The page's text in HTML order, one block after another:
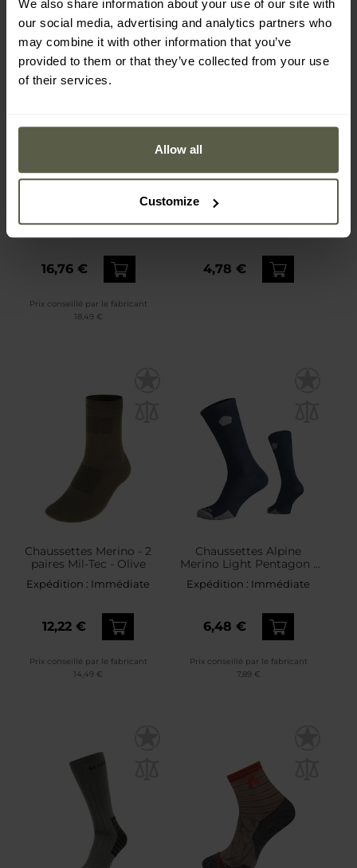
We also share information about your use of our site with
our social media, advertising and analytics partners who
may combine it with other information that you’ve
provided to them or that they’ve collected from your use
of their services.
Allow all
Customize
Chaussettes 3-Season Pro
Lowa - Dark Brown
Expédition :Immédiate
16,76 €
Prix conseillé par le fabricant
18,49 €
Cotton Sesto Senso -
Expédition :Immédiate
4,78 €
Chaussettes Merino - 2
paires Mil-Tec - Olive
Expédition : Immédiate
12,22 €
Prix conseillé par le fabricant
14,49 €
Chaussettes Alpine
Merino Light Pentagon -
Navy Blue
Expédition : Immédiate
6,48 €
Prix conseillé par le fabricant
7,89 €